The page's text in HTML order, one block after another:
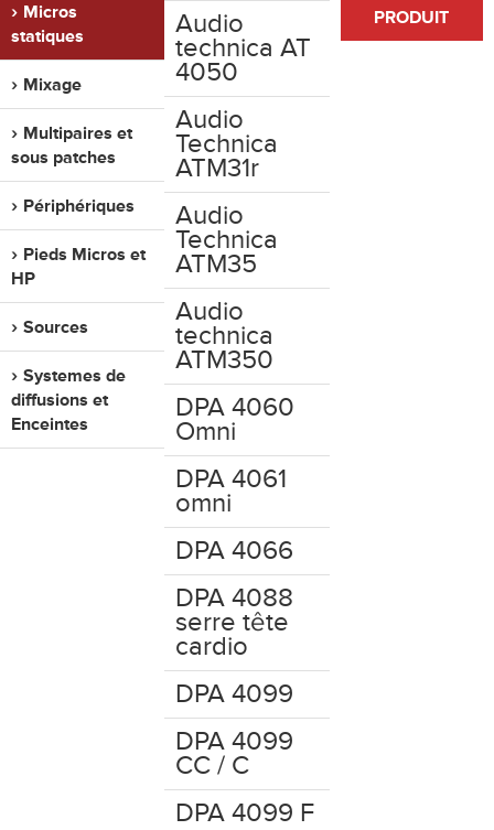
Micros
statiques
Mixage
Multipaires et
sous patches
Périphériques
Pieds Micros et
HP
Sources
Systemes de
diffusions et
Enceintes
Audio
technica AT
4050
Audio
Technica
ATM31r
Audio
Technica
ATM35
Audio
technica
ATM350
DPA 4060
Omni
DPA 4061
omni
DPA 4066
DPA 4088
serre tête
cardio
DPA 4099
DPA 4099
CC / C
DPA 4099 F
PRODUIT